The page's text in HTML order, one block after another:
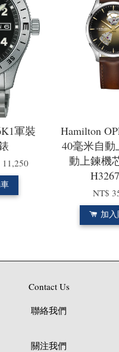
軍裝
Hamilton
40毫米自動
動上鍊機
NT$
加入
Contact Us
聯絡我們
關注我們